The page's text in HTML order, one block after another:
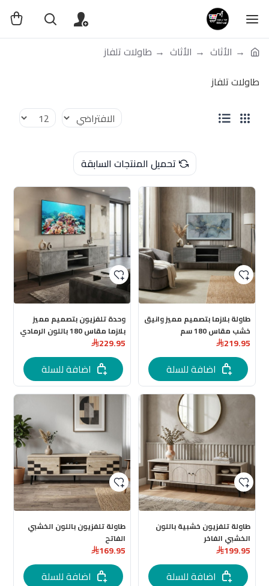
الأثاث الأثاث
طاولات تلفاز
طاولات تلفاز
تحميل المنتجات السابقة
طاولة بلازما بتصميم مميز وانيق
خشب مقاس 180 سم
219.95
اضافة للسلة
وحدة تلفزيون بتصميم مميز
بلازما مقاس 180 باللون الرمادي
229.95
اضافة للسلة
طاولة تلفزيون خشبية باللون
الخشبي الفاخر
199.95
اضافة للسلة
طاولة تلفزيون باللون الخشبي
الفاتح
169.95
اضافة للسلة